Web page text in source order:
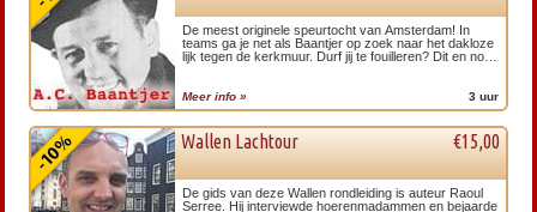
De meest originele speurtocht van Amsterdam! In
teams ga je net als Baantjer op zoek naar het dakloze
lijk tegen de kerkmuur. Durf jij te fouilleren? Dit en nog
accordeon?
Meer info » 3 uur
Wallen Lachtour €15,00
De gids van deze Wallen rondleiding is auteur Raoul
Serree. Hij interviewde hoerenmadammen en bejaarde